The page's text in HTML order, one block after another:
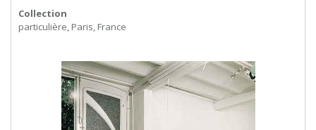
Collection
particulière, Paris, France